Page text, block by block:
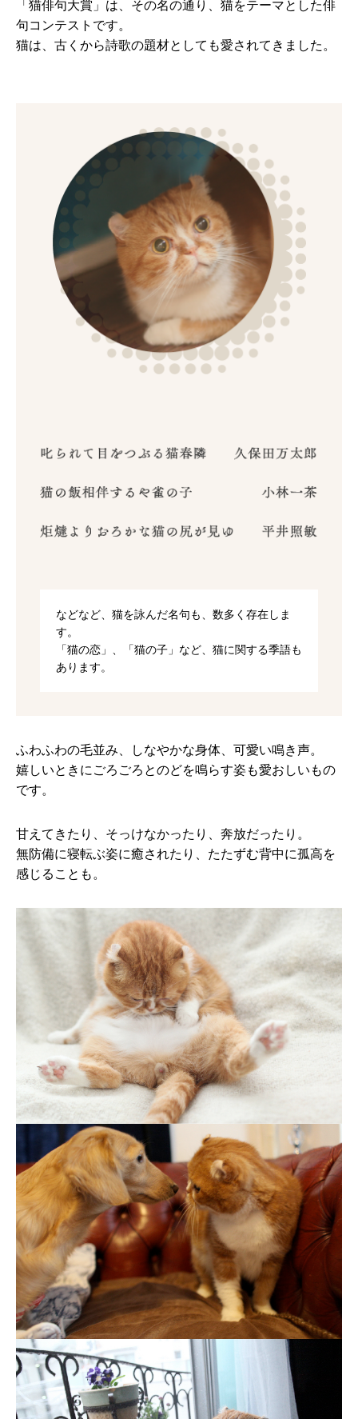
「猫俳句大賞」は、その名の通り、猫をテーマとした俳
句コンテストです。
猫は、古くから詩歌の題材としても愛されてきました。
などなど、猫を詠んだ名句も、数多く存在しま
す。
「猫の恋」、「猫の子」など、猫に関する季語も
あります。
ふわふわの毛並み、しなやかな身体、可愛い鳴き声。
嬉しいときにごろごろとのどを鳴らす姿も愛おしいもの
です。
甘えてきたり、そっけなかったり、奔放だったり。
無防備に寝転ぶ姿に癒されたり、たたずむ背中に孤高を
感じることも。